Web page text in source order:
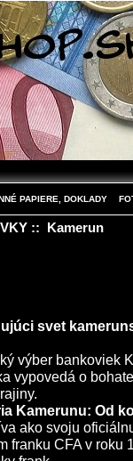
PAPIERE, DOKLADY
:: Kamerun
svet
výber bankoviek
vypovedá o
Kamerunu: Od
ako svoju
franku CFA v